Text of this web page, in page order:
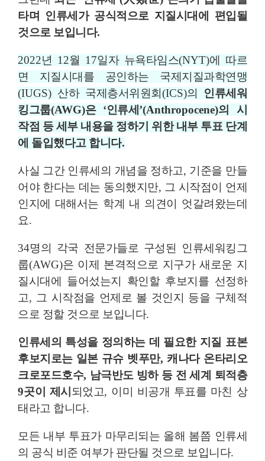
타며 인류세가 공식적으로 지질시대에 편입될
것으로 보입니다.
2022년 12월 17일자 뉴욕타임스(NYT)에 따르
면 지질시대를 공인하는 국제지질과학연맹
(IUGS) 산하 국제층서위원회(ICS)의 인류세워
킹그룹(AWG)은 ‘인류세 ’(Anthropocene)의 시
작점 등 세부 내용을 정하기 위한 내부 투표 단계
에 돌입했다고 합니다.
사실 그간 인류세의 개념을 정하고, 기준을 만들
어야 한다는 데는 동의했지만, 그 시작점이 언제
인지에 대해서는 학계 내 의견이 엇갈려왔는데
요.
34명의 각국 전문가들로 구성된 인류세워킹그
룹(AWG)은 이제 본격적으로 지구가 새로운 지
질시대에 들어섰는지 확인할 후보지를 선정하
고, 그 시작점을 언제로 볼 것인지 등을 구체적
으로 정할 것으로 보입니다.
인류세의 특성을 정의하는 데 필요한 지질 표본
후보지로는 일본 규슈 벳푸만, 캐나다 온타리오
크로포드호수, 남극반도 빙하 등 전 세계 퇴적층
9곳이 제시 되었고, 이미 비공개 투표를 마친 상
태라고 합니다.
모든 내부 투표가 마무리되는 올해 봄쯤 인류세
의 공식 비준 여부가 판단될 것으로 보입니다.